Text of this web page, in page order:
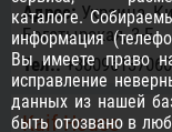
Адрес:Украина,
Богатырская, 3-Е
Тел.:
Kaif House
каталоге.
информация
Вы имеете право
исправление
данных из нашей
быть отозвано в